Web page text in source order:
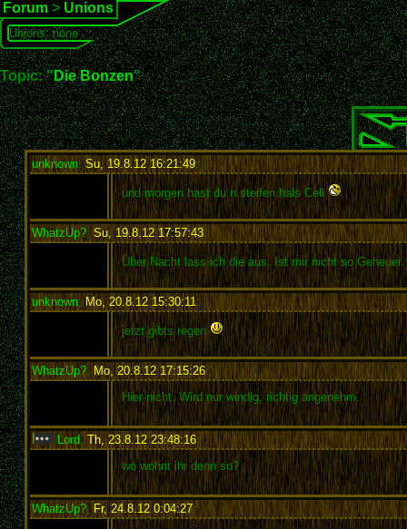
Forum > Unions
Unions: none
Topic: "Die Bonzen"
unknown, Su, 19.8.12 16:21:49:
und morgen hast du n steifen hals Cell
WhatzUp?,Su, 19.8.12 17:57:43:
Über Nacht lass ich die aus. Ist mir nicht so Geheuer.
unknown, Mo, 20.8.12 15:30:11:
jetzt gibts regen
WhatzUp?, Mo, 20.8.12 17:15:26:
Hier nicht. Wird nur windig, richtig angenehm.
Lord, Th, 23.8.12 23:48:16:
wo wohnt ihr denn so?
WhatzUp?,Fr, 24.8.12 0:04:27: